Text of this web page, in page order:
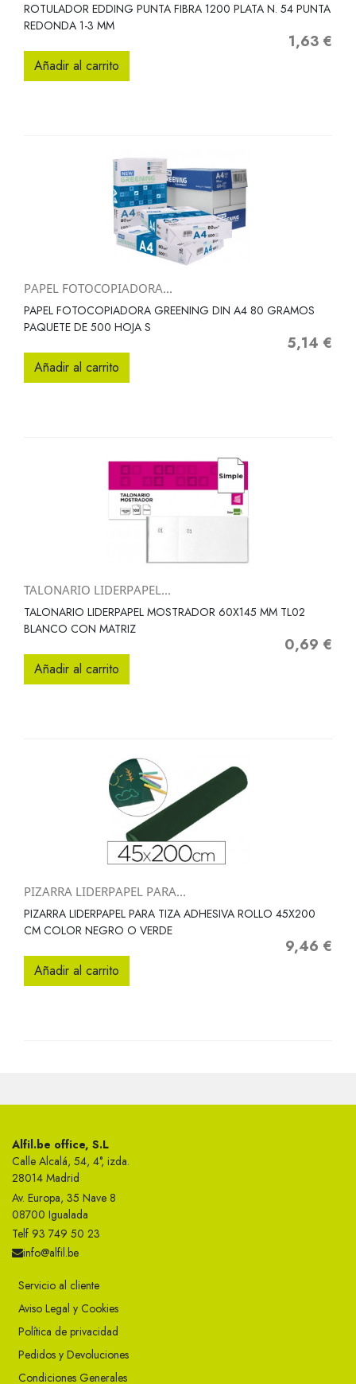
ROTULADOR EDDING PUNTA FIBRA 1200 PLATA N. 54 PUNTA
REDONDA 1-3 MM
Precio
1,63 €
Añadir al carrito
PAPEL FOTOCOPIADORA...
PAPEL FOTOCOPIADORA GREENING DIN A4 80 GRAMOS
PAQUETE DE 500 HOJA S
Precio
5,14 €
Añadir al carrito
TALONARIO LIDERPAPEL...
TALONARIO LIDERPAPEL MOSTRADOR 60X145 MM TL02
BLANCO CON MATRIZ
Precio
0,69 €
Añadir al carrito
PIZARRA LIDERPAPEL PARA...
PIZARRA LIDERPAPEL PARA TIZA ADHESIVA ROLLO 45X200
CM COLOR NEGRO O VERDE
Precio
9,46 €
Añadir al carrito
Alfil.be office, S.L
Calle Alcalá, 54, 4°, izda.
28014 Madrid
Av. Europa, 35 Nave 8
08700 Igualada
Telf 93 749 50 23
info@alfil.be
Servicio al cliente
Aviso Legal y Cookies
Política de privacidad
Pedidos y Devoluciones
Condiciones Generales